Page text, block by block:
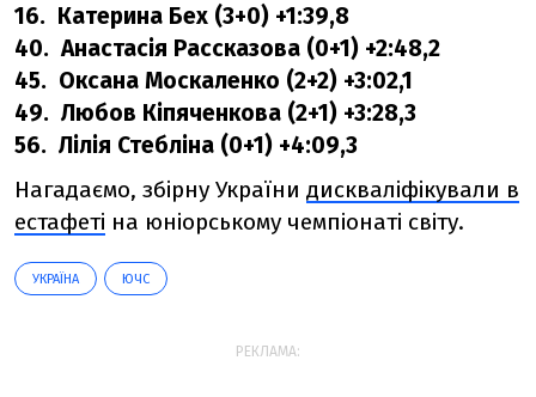
16. Катерина Бех (3+0) +1:39,8
40. Анастасія Рассказова (0+1) +2:48,2
45. Оксана Москаленко (2+2) +3:02,1
49. Любов Кіпяченкова (2+1) +3:28,3
56. Лілія Стебліна (0+1) +4:09,3
Нагадаємо, збірну України дискваліфікували в
естафеті на юніорському чемпіонаті світу.
УКРАЇНА ЮЧС
РЕКЛАМА: